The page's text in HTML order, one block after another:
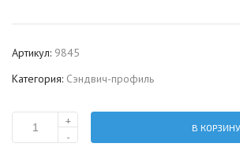
Артикул: 9845
Категория: Сэндвич-профиль
Количество
+
-
В КОРЗИНУ